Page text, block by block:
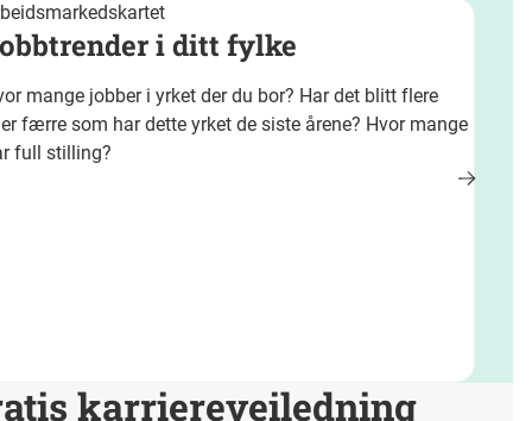
i ditt fylke
mange jobber i yrket der du bor? Har det blitt flere
færre som har dette yrket de siste årene? Hvor mange
full stilling?
karriereveiledning